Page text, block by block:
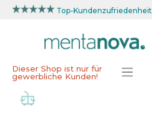
Top-Kundenzufriedenheit
Dieser Shop ist nur für
gewerbliche Kunden!